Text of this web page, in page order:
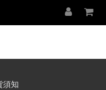
須知